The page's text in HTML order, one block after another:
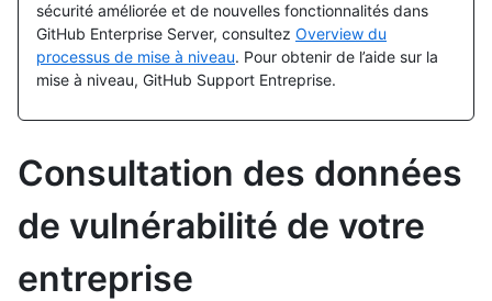
sécurité améliorée et de nouvelles fonctionnalités dans
GitHub Enterprise Server, consultez Overview du
processus de mise à niveau. Pour obtenir de l’aide sur la
mise à niveau, GitHub Support Entreprise.
Consultation des données
de vulnérabilité de votre
entreprise